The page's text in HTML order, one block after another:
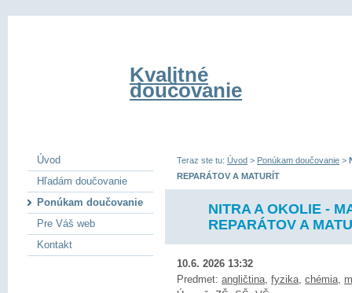
Kvalitné
doučovanie
Teraz ste tu: Úvod > Ponúkam doučovanie >
REPARÁTOV A MATURÍT
NITRA A OKOLIE -
REPARÁTOV A
10.6. 2026 13:32
Predmet: angličtina, fyzika, chémia,
Úvod
Hľadám doučovanie
Ponúkam doučovanie
Pre Váš web
Kontakt